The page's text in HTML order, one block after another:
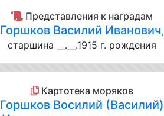
Представления к наградам
Горшков Василий Иванович,
старшина __.__.1915 г. рождения
Картотека моряков
Горшков Восилий (Василий)